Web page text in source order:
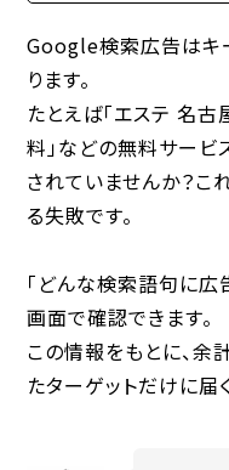
Google検索広告はキ
ります。
たとえば「エステ 名古
料」などの無料サー
されていませんか？こ
る失敗です。
「どんな検索語句に広
画面で確認できます。
この情報をもとに、余
たターゲットだけに届